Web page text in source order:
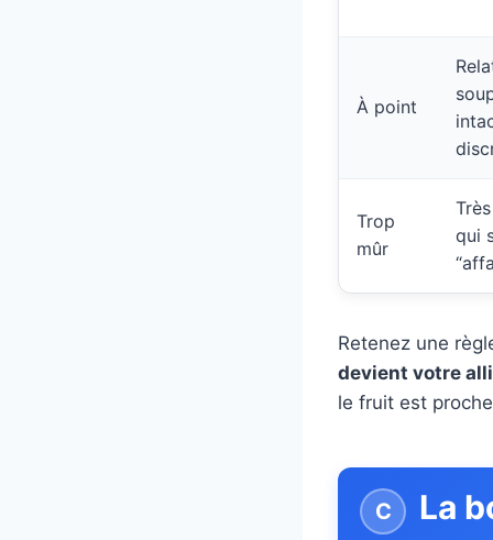
À point
Trop
mûr
qui
Retenez une
devient votre
le fruit est
La